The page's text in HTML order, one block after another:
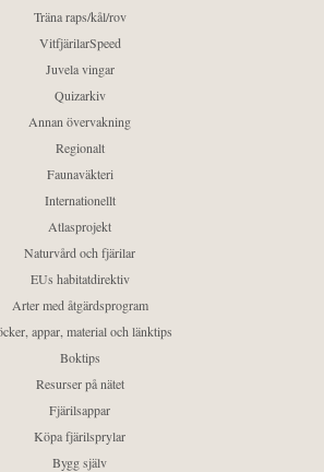
Träna raps/kål/rov
VitfjärilarSpeed
Juvela vingar
Quizarkiv
Annan övervakning
Regionalt
Faunaväkteri
Internationellt
Atlasprojekt
Naturvård och fjärilar
EUs habitatdirektiv
Arter med åtgärdsprogram
appar, material och länktips
Boktips
Resurser på nätet
Fjärilsappar
Köpa fjärilsprylar
Bygg själv